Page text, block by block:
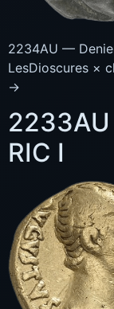
2234AU — Denier
LesDioscures ×
→
2233AU
RIC I